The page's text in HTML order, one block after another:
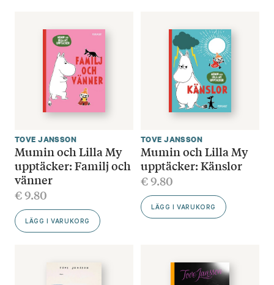
TOVE JANSSON
Mumin och Lilla My
upptäcker: Familj och
vänner
€9.80
LÄGG I VARUKORG
TOVE JANSSON
Mumin och Lilla My
upptäcker: Känslor
€9.80
LÄGG I VARUKORG